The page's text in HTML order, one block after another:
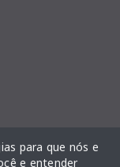
para que nós e
e entender